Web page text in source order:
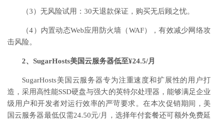
（3）无风险试用：30天退款保证，购买无后顾之忧。
（4）内置动态Web应用防火墙（WAF），有效减少网络攻
击风险。
2、SugarHosts美国云服务器低至¥24.5/月
SugarHosts美国云服务器专为注重速度和扩展性的用户打
造，采用高性能SSD硬盘与强大的英特尔处理器，能够满足企业
级用户和开发者对运行效率的严苛要求。在本次促销期间，美
国云服务器最低仅需24.50元/月，选择年付套餐还可额外免费延